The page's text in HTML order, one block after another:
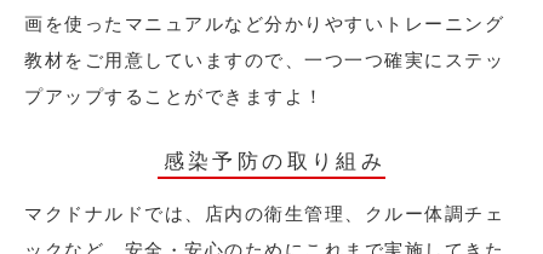
画を使ったマニュアルなど分かりやすいトレーニング
教材をご用意していますので、一つ一つ確実にステッ
プアップすることができますよ！
感染予防の取り組み
マクドナルドでは、店内の衛生管理、クルー体調チェ